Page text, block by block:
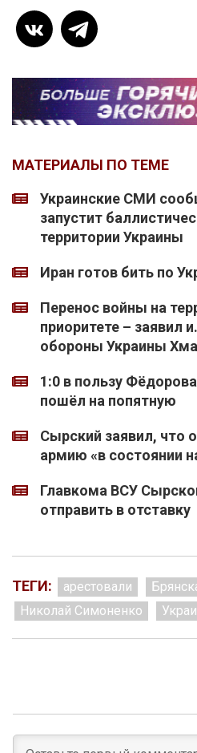
МАТЕРИАЛЫ ПО ТЕМЕ
Украинские СМИ
запустит
территории Украины
Иран готов бить по
Перенос войны на
приоритете – заявил
обороны Украины
1:0 в пользу
пошёл на попятную
Сырский заявил, что
армию «в состоянии
Главкома ВСУ
отправить в отставку
ТЕГИ: арестовали
Николай Симоненко